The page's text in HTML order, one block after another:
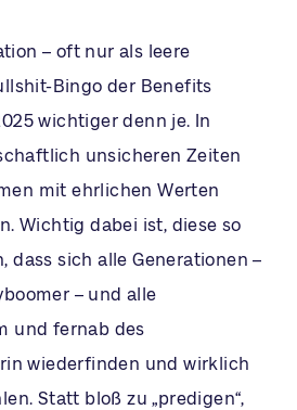
– oft nur als leere
Bingo der Benefits
wichtiger denn je. In
unsicheren Zeiten
mit ehrlichen Werten
Wichtig dabei ist, diese so
dass sich alle Generationen –
– und alle
und fernab des
wiederfinden und wirklich
Statt bloß zu „predigen“,